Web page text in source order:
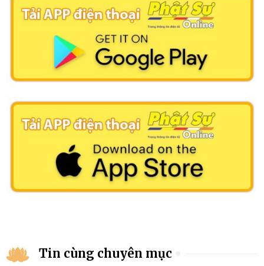
Tin cùng chuyên mục